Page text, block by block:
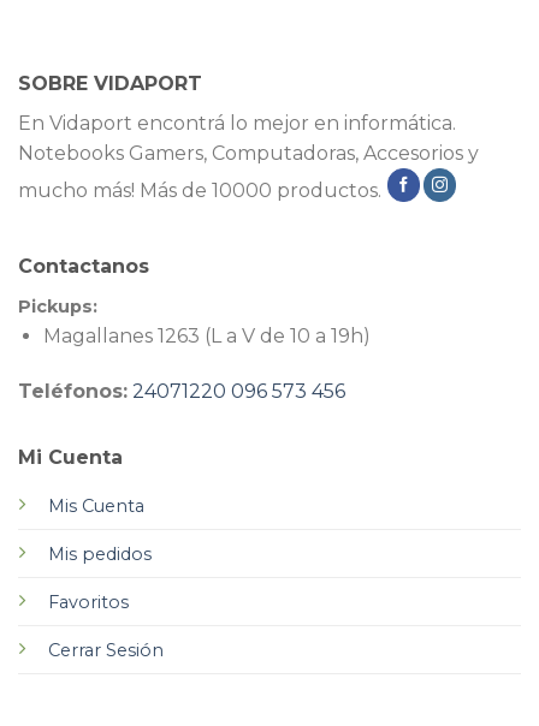
SOBRE VIDAPORT
En Vidaport encontrá lo mejor en informática.
Notebooks Gamers, Computadoras, Accesorios y
mucho más! Más de 10000 productos.
Mi Cuenta
Mis Cuenta
Mis pedidos
Favoritos
Cerrar Sesión
Contactanos
Pickups:
Magallanes 1263 (L a V de 10 a 19h)
Teléfonos: 24071220 096 573 456